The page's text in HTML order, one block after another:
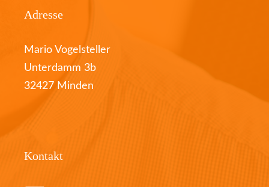
Adresse
Mario Vogelsteller
Unterdamm 3b
32427 Minden
Kontakt